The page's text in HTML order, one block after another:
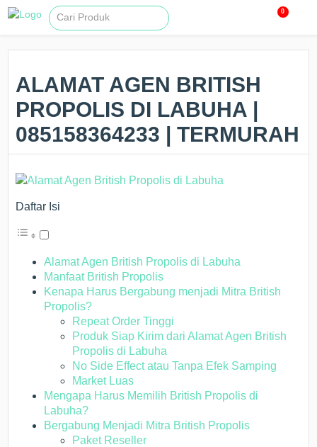
0
ALAMAT AGEN BRITISH
PROPOLIS DI LABUHA |
085158364233 | TERMURAH
Daftar Isi
Alamat Agen British Propolis di Labuha
Manfaat British Propolis
Kenapa Harus Bergabung menjadi Mitra British
Propolis?
Repeat Order Tinggi
Produk Siap Kirim dari Alamat Agen British
Propolis di Labuha
No Side Effect atau Tanpa Efek Samping
Market Luas
Mengapa Harus Memilih British Propolis di
Labuha?
Bergabung Menjadi Mitra British Propolis
Paket Reseller